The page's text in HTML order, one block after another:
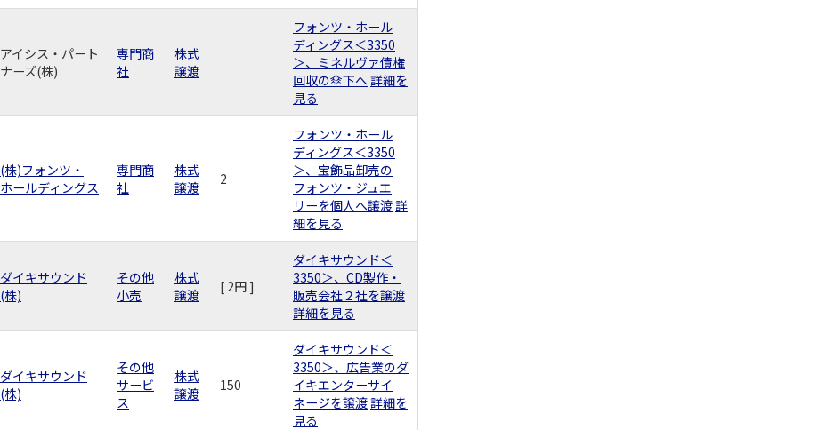
アイシス・パート
ナーズ(株)
専門商
社
株式
譲渡
フォンツ・ホール
ディングス＜3350
＞、ミネルヴァ債権
回収の傘下へ詳細を
見る
(株)フォンツ・
ホールディングス
専門商
社
株式
譲渡
2
フォンツ・ホール
ディングス＜3350
＞、宝飾品卸売の
フォンツ・ジュエ
リーを個人へ譲渡詳
細を見る
ダイキサウンド
(株)
その他
小売
株式
譲渡
[ 2円 ]
ダイキサウンド＜
3350＞、CD製作・
販売会社２社を譲渡
詳細を見る
ダイキサウンド
(株)
その他
サービ
ス
株式
譲渡
150
ダイキサウンド＜
3350＞、広告業のダ
イキエンターサイ
ネージを譲渡詳細を
見る